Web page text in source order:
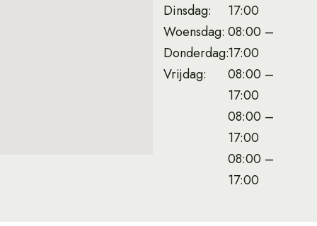
Dinsdag:
Woensdag:
Donderdag:
Vrijdag:
17:00
08:00 –
17:00
08:00 –
17:00
08:00 –
17:00
08:00 –
17:00